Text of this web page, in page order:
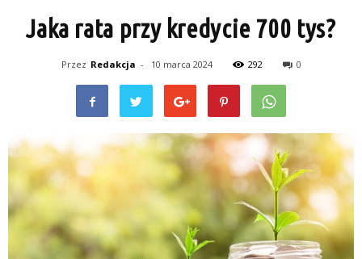
Jaka rata przy kredycie 700 tys?
Przez Redakcja - 10 marca 2024 292 0